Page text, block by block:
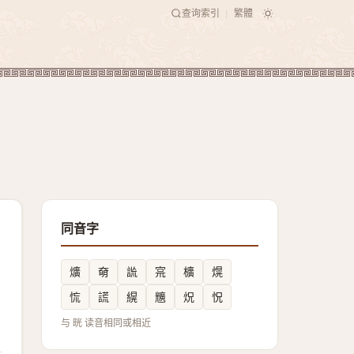
查询索引 繁體
同音字
爌 奛 詤 宺 櫎
熀
㤺
謊 縨 兤 炾 怳
与 晄 读音相同或相近